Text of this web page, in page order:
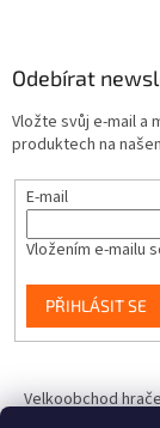
Odebírat
Vložte svůj e-mail a
produktech na
E-mail
Vložením e-mailu
PŘIHLÁSIT SE
Velkoobchod